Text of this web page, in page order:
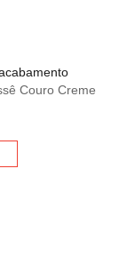
Couro Creme